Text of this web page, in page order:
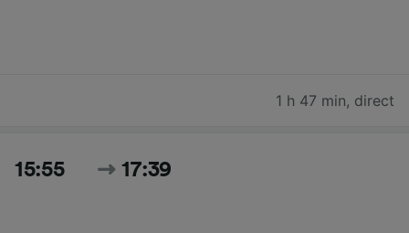
1 h 47 min, direct
15:55 17:39